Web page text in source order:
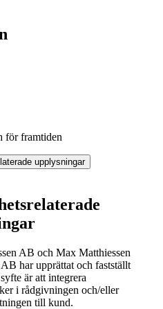
för framtiden
upplysningar
AB och Max Matthiessen
har upprättat och fastställt
är att integrera
i rådgivningen och/eller
till kund.